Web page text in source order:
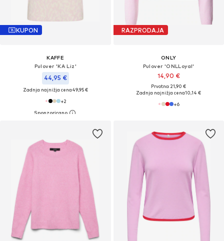
KUPON
KAFFE
Pulover 'KA Liz'
44,95 €
Zadnja najnižja cena49,95 €
+2
RAZPRODAJA
ONLY
Pulover 'ONLLoyal'
14,90 €
Prvotno: 21,90 €
Zadnja najnižja cena10,14 €
+6